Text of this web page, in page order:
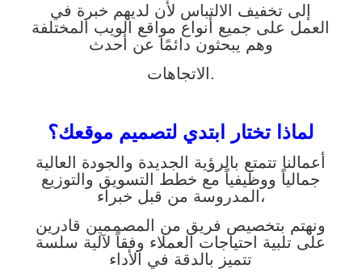
إلى تخفيف الالتباس لأن لديهم خبرة في
العمل على جميع أنواع مواقع الويب المختلفة
وهم يبحثون دائمًا عن أحدث
الاتجاهات.
لماذا تختار ابتدي لتصميم موقعك؟
أعمالنا تتمتع بالرؤية الجديدة والجودة العالية
جمالياً ووظيفياً مع خطط التسويق والتوزيع
المدروسة من قبل خبراء،
ونهتم بتخصيص فريق من المصممين قادرين
على تلبية احتياجات العملاء وفقاً لآلية سلسة
تتميز بالدقة في الأداء